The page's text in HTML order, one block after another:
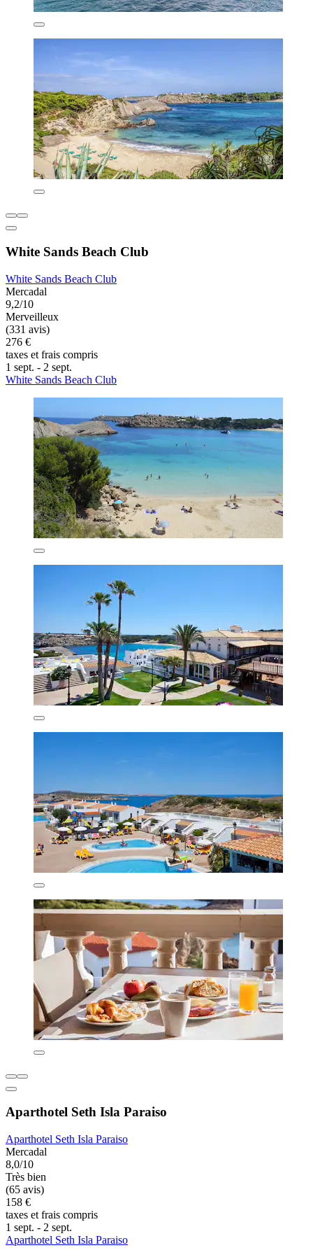
White Sands Beach Club
White Sands Beach Club
Mercadal
9,2/10
Merveilleux
(331 avis)
276 €
taxes et frais compris
1 sept. - 2 sept.
White Sands Beach Club
Aparthotel Seth Isla Paraiso
Aparthotel Seth Isla Paraiso
Mercadal
8,0/10
Très bien
(65 avis)
158 €
taxes et frais compris
1 sept. - 2 sept.
Aparthotel Seth Isla Paraiso